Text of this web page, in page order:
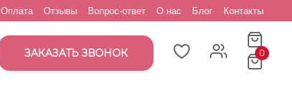
Оплата Отзывы Вопрос-ответ О нас Блог Контакты
ЗАКАЗАТЬ ЗВОНОК 0